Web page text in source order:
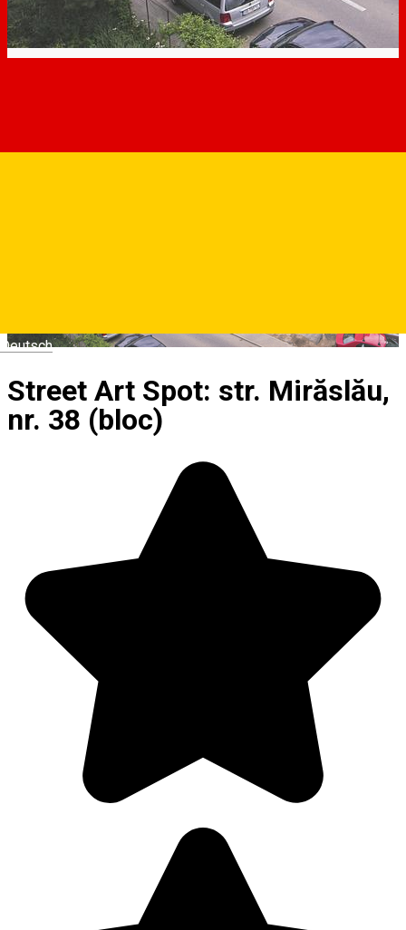
Deutsch
Street Art Spot: str. Mirăslău,
nr. 38 (bloc)